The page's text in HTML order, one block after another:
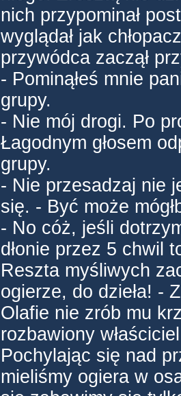
nich przypominał
wyglądał jak
przywódca zaczął
- Pominąłeś mnie
grupy.
- Nie mój drogi. Po
Łagodnym głosem
grupy.
- Nie przesadzaj nie
się. - Być może
- No cóż, jeśli
dłonie przez 5 chwil
Reszta myśliwych
ogierze, do dzieła! -
Olafie nie zrób mu
rozbawiony
Pochylając się nad
mieliśmy ogiera w